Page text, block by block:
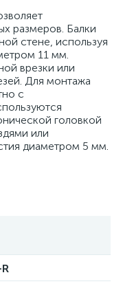
размеров. Балки
стене, используя
11 мм.
врезки или
Для монтажа
с
головкой
или
диаметром 5 мм.